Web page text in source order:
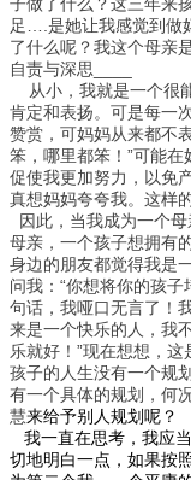
足….是她让我感觉到做
了什么呢？我这个母亲
自责与深思____
从小，我就是一个很
肯定和表扬。可是每一
赞赏，可妈妈从来都不
笨，哪里都笨！”可能在
促使我更加努力，以免
真想妈妈夸夸我。这样
因此，当我成为一个
母亲，一个孩子想拥有
身边的朋友都觉得我是
问我：“你想将你的孩
句话，我哑口无言了！
来是一个快乐的人，我
乐就好！”现在想想，
孩子的人生没有一个规
有一个具体的规划，何
慧来给予别人规划呢？
我一直在思考，我应
切地明白一点，如果按